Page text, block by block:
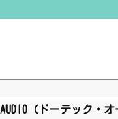
AUDIO（ドーテック・